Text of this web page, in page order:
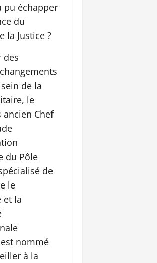
pu échapper
du
la Justice ?
des
de la
le
Chef
du Pôle
de
le
et la
nommé
à la